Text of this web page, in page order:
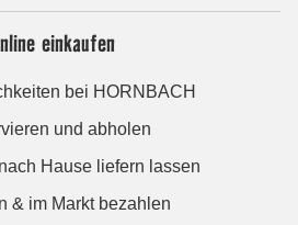
einkaufen
bei HORNBACH
und abholen
Hause liefern lassen
& im Markt bezahlen